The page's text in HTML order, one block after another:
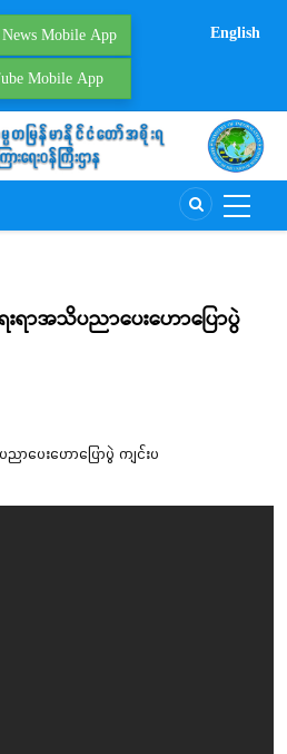
Mobile App
Mobile App
English
ရာအသိပညာပေးဟောပြောပွဲ
ပေးဟောပြောပွဲ ကျင်းပ